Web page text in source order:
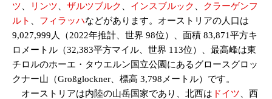
ツ
リンツ ザルツブルク インスブルック
クラーゲンフ
ルト
フィラッハなどがあります。オーストリアの人口は
9,027,999人（2022年推計、世界 98位）、面積 83,871平方キ
ロメートル（32,383平方マイル、世界 113位）、最高峰は東
チロルのホーエ・タウエルン国立公園にあるグロースグロッ
クナー山（Großglockner、標高 3,798メートル）です。
オーストリアは内陸の山岳国家であり、北西は ドイツ 、西